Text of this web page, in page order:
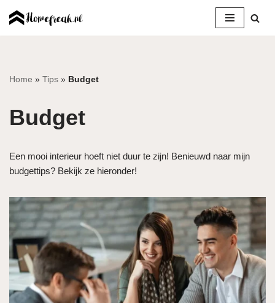
inhoud
Home » Tips » Budget
Budget
Een mooi interieur hoeft niet duur te zijn! Benieuwd naar mijn
budgettips? Bekijk ze hieronder!